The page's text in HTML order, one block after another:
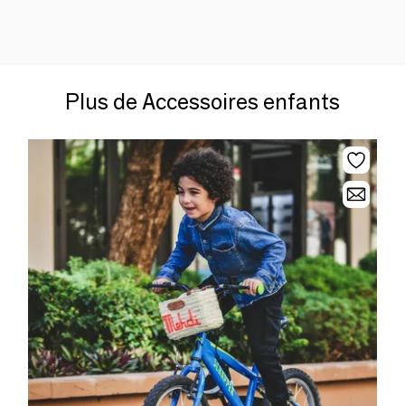
Plus de Accessoires enfants